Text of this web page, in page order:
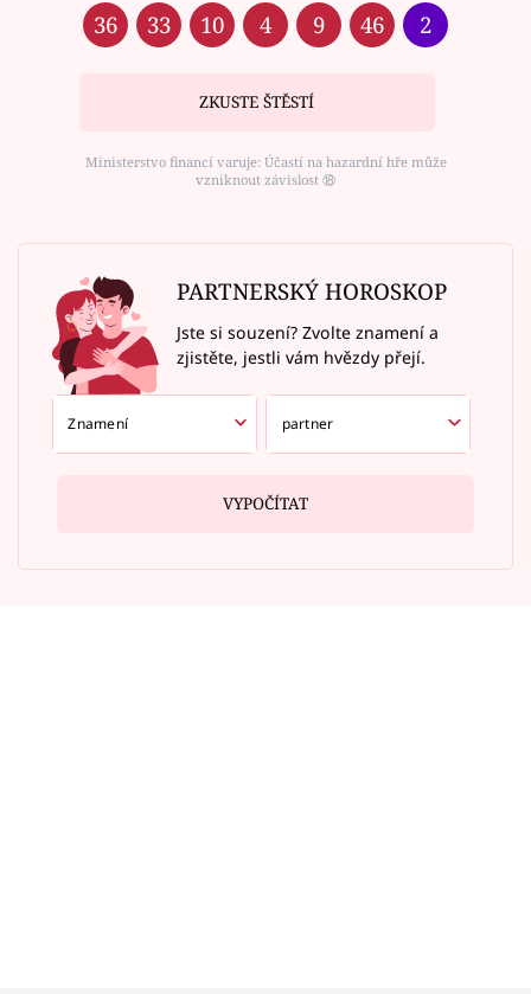
36 33 10 4 9 46 2
ZKUSTE ŠTĚSTÍ
Ministerstvo financí varuje: Účastí na hazardní hře může
vzniknout závislost ⑱
PARTNERSKÝ HOROSKOP
Jste si souzení? Zvolte znamení a
zjistěte, jestli vám hvězdy přejí.
VYPOČÍTAT